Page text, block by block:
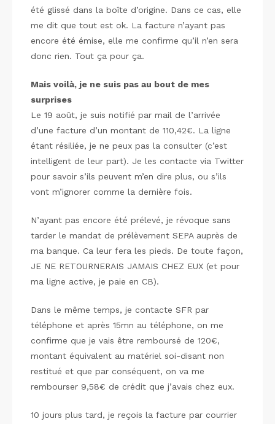
été glissé dans la boîte d’origine. Dans ce cas, elle
me dit que tout est ok. La facture n’ayant pas
encore été émise, elle me confirme qu’il n’en sera
donc rien. Tout ça pour ça.
Mais voilà, je ne suis pas au bout de mes
surprises
Le 19 août, je suis notifié par mail de l’arrivée
d’une facture d’un montant de 110,42€. La ligne
étant résiliée, je ne peux pas la consulter (c’est
intelligent de leur part). Je les contacte via Twitter
pour savoir s’ils peuvent m’en dire plus, ou s’ils
vont m’ignorer comme la dernière fois.
N’ayant pas encore été prélevé, je révoque sans
tarder le mandat de prélèvement SEPA auprès de
ma banque. Ca leur fera les pieds. De toute façon,
JE NE RETOURNERAIS JAMAIS CHEZ EUX (et pour
ma ligne active, je paie en CB).
Dans le même temps, je contacte SFR par
téléphone et après 15mn au téléphone, on me
confirme que je vais être remboursé de 120€,
montant équivalent au matériel soi-disant non
restitué et que par conséquent, on va me
rembourser 9,58€ de crédit que j’avais chez eux.
10 jours plus tard, je reçois la facture par courrier